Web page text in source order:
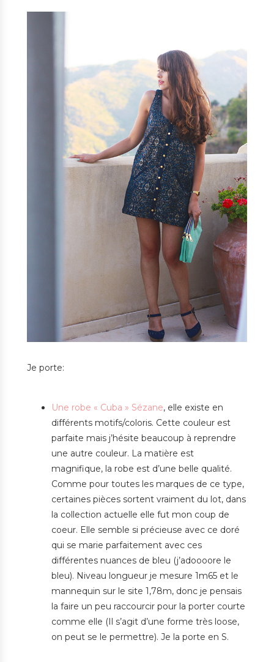
Je porte:
Une robe « Cuba » Sézane, elle existe en
différents motifs/coloris. Cette couleur est
parfaite mais j’hésite beaucoup à reprendre
une autre couleur. La matière est
magnifique, la robe est d’une belle qualité.
Comme pour toutes les marques de ce type,
certaines pièces sortent vraiment du lot, dans
la collection actuelle elle fut mon coup de
coeur. Elle semble si précieuse avec ce doré
qui se marie parfaitement avec ces
différentes nuances de bleu (j’adoooore le
bleu). Niveau longueur je mesure 1m65 et le
mannequin sur le site 1,78m, donc je pensais
la faire un peu raccourcir pour la porter courte
comme elle (Il s’agit d’une forme très loose,
on peut se le permettre). Je la porte en S.